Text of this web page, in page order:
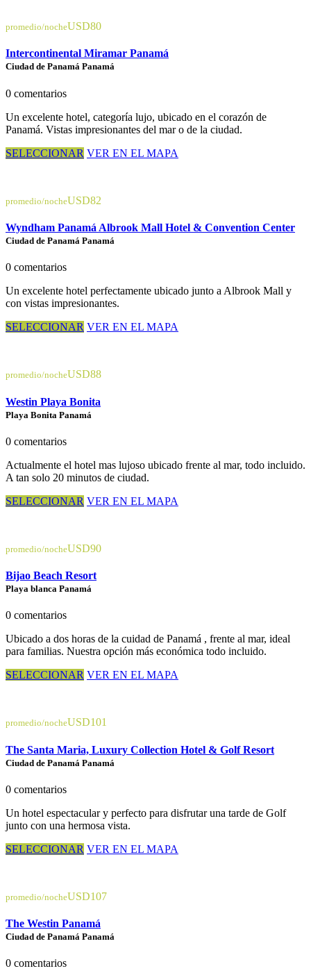
promedio/nocheUSD80
Intercontinental Miramar Panamá
Ciudad de Panamá Panamá
0 comentarios
Un excelente hotel, categoría lujo, ubicado en el corazón de
Panamá. Vistas impresionantes del mar o de la ciudad.
SELECCIONAR VER EN EL MAPA
promedio/nocheUSD82
Wyndham Panamá Albrook Mall Hotel & Convention Center
Ciudad de Panamá Panamá
0 comentarios
Un excelente hotel perfectamente ubicado junto a Albrook Mall y
con vistas impresionantes.
SELECCIONAR VER EN EL MAPA
promedio/nocheUSD88
Westin Playa Bonita
Playa Bonita Panamá
0 comentarios
Actualmente el hotel mas lujoso ubicado frente al mar, todo incluido.
A tan solo 20 minutos de ciudad.
SELECCIONAR VER EN EL MAPA
promedio/nocheUSD90
Bijao Beach Resort
Playa blanca Panamá
0 comentarios
Ubicado a dos horas de la cuidad de Panamá , frente al mar, ideal
para familias. Nuestra opción más económica todo incluido.
SELECCIONAR VER EN EL MAPA
promedio/nocheUSD101
The Santa Maria, Luxury Collection Hotel & Golf Resort
Ciudad de Panamá Panamá
0 comentarios
Un hotel espectacular y perfecto para disfrutar una tarde de Golf
junto con una hermosa vista.
SELECCIONAR VER EN EL MAPA
promedio/nocheUSD107
The Westin Panamá
Ciudad de Panamá Panamá
0 comentarios